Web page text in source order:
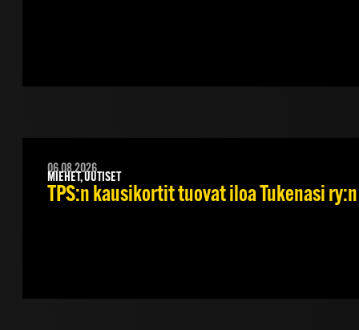
06.08.2026
MIEHET, UUTISET
TPS:n kausikortit tuovat iloa Tukenasi